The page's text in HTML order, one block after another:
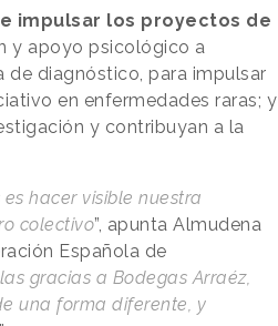
impulsar los proyectos de
y apoyo psicológico a
de diagnóstico, para impulsar
en enfermedades raras; y
y contribuyan a la
hacer visible nuestra
colectivo”, apunta Almudena
Española de
gracias a Bodegas Arraéz,
una forma diferente, y